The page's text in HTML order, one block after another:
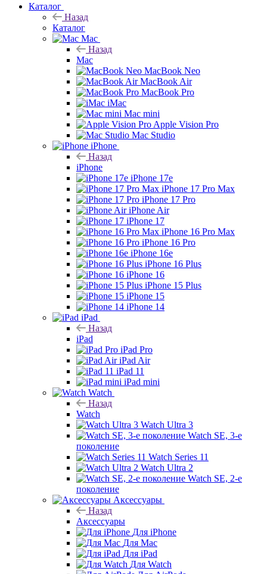
Каталог
Назад
Каталог
Mac
Назад
Mac
MacBook Neo
MacBook Air
MacBook Pro
iMac
Mac mini
Apple Vision Pro
Mac Studio
iPhone
Назад
iPhone
iPhone 17e
iPhone 17 Pro Max
iPhone 17 Pro
iPhone Air
iPhone 17
iPhone 16 Pro Max
iPhone 16 Pro
iPhone 16e
iPhone 16 Plus
iPhone 16
iPhone 15 Plus
iPhone 15
iPhone 14
iPad
Назад
iPad
iPad Pro
iPad Air
iPad 11
iPad mini
Watch
Назад
Watch
Watch Ultra 3
Watch SE, 3-е
поколение
Watch Series 11
Watch Ultra 2
Watch SE, 2-е
поколение
Аксессуары
Назад
Аксессуары
Для iPhone
Для Mac
Для iPad
Для Watch